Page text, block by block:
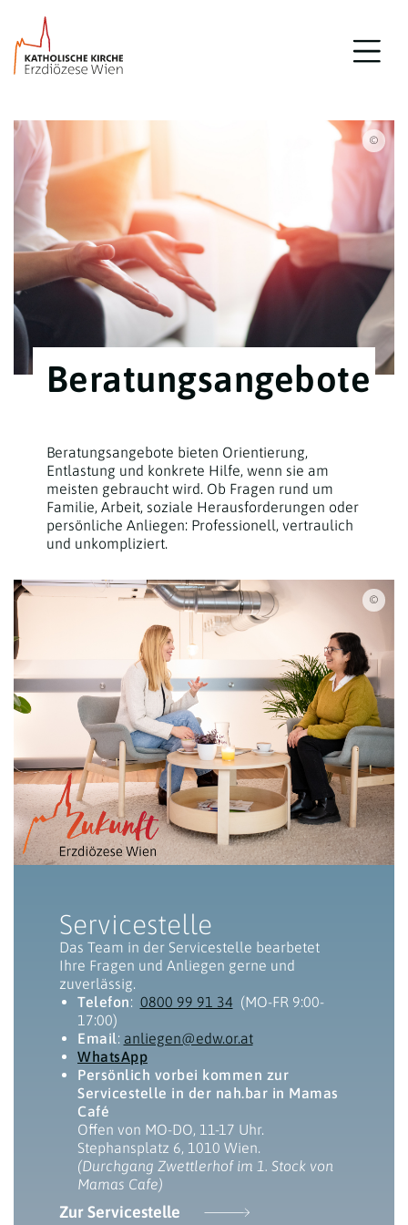
Beratungsangebote
Beratungsangebote bieten Orientierung,
Entlastung und konkrete Hilfe, wenn sie am
meisten gebraucht wird. Ob Fragen rund um
Familie, Arbeit, soziale Herausforderungen oder
persönliche Anliegen: Professionell, vertraulich
und unkompliziert.
Servicestelle
Das Team in der Servicestelle bearbetet
Ihre Fragen und Anliegen gerne und
zuverlässig.
Telefon: 0800 99 91 34 (MO-FR 9:00-
17:00)
Email: anliegen@edw.or.at
WhatsApp
Persönlich vorbei kommen zur
Servicestelle in der nah.bar in Mamas
Café
Offen von MO-DO, 11-17 Uhr.
Stephansplatz 6, 1010 Wien.
(Durchgang Zwettlerhof im 1. Stock von
Mamas Cafe)
Zur Servicestelle